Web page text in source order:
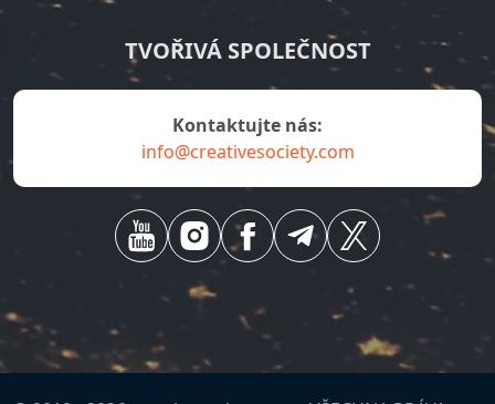
TVOŘIVÁ SPOLEČNOST
Kontaktujte nás:
info@creativesociety.com